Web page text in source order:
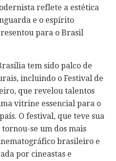
reflete a estética
e o espírito
para o Brasil
tem sido palco de
incluindo o Festival de
que revelou talentos
vitrine essencial para o
O festival, que teve sua
se um dos mais
brasileiro e
por cineastas e